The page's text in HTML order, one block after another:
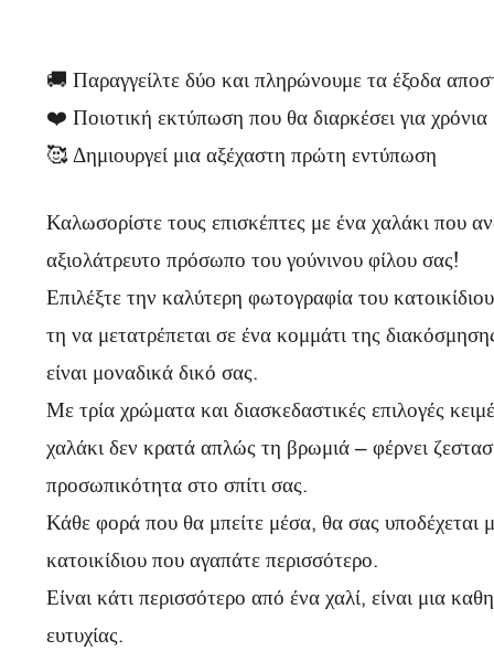
τ
κ
έ
ς
🚚 Παραγγείλτε δύο και πληρώνουμε τα έξοδα
❤️ Ποιοτική εκτύπωση που θα διαρκέσει για χρόνια
🥰 Δημιουργεί μια αξέχαστη πρώτη εντύπωση
Καλωσορίστε τους επισκέπτες με ένα χαλάκι που
αξιολάτρευτο πρόσωπο του γούνινου φίλου σας!
Επιλέξτε την καλύτερη φωτογραφία του
τη να μετατρέπεται σε ένα κομμάτι της
είναι μοναδικά δικό σας.
Με τρία χρώματα και διασκεδαστικές επιλογές
χαλάκι δεν κρατά απλώς τη βρωμιά – φέρνει
προσωπικότητα στο σπίτι σας.
Κάθε φορά που θα μπείτε μέσα, θα σας υποδέχεται
κατοικίδιου που αγαπάτε περισσότερο.
Είναι κάτι περισσότερο από ένα χαλί, είναι μια
ευτυχίας.